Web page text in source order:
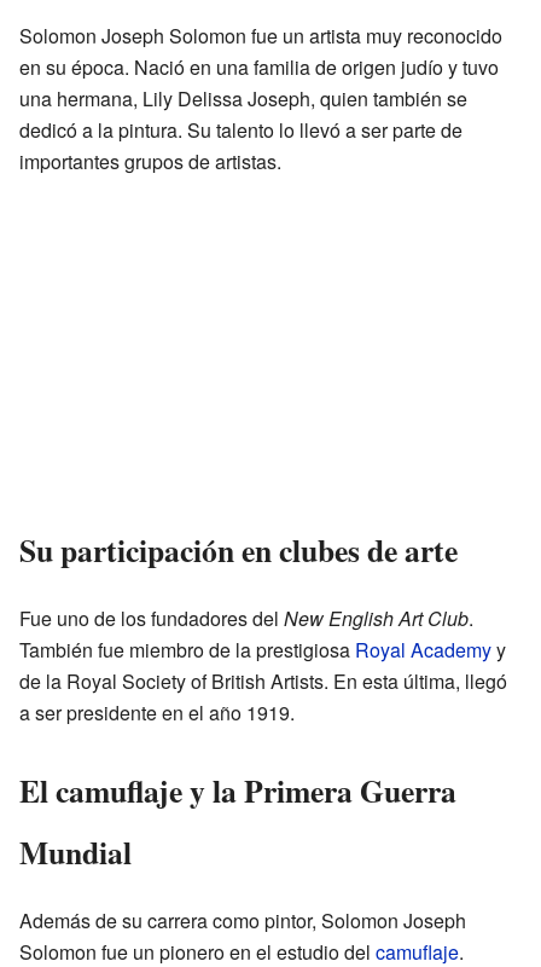
Solomon Joseph Solomon fue un artista muy reconocido
en su época. Nació en una familia de origen judío y tuvo
una hermana, Lily Delissa Joseph, quien también se
dedicó a la pintura. Su talento lo llevó a ser parte de
importantes grupos de artistas.
Su participación en clubes de arte
Fue uno de los fundadores del New English Art Club.
También fue miembro de la prestigiosa Royal Academyy
de la Royal Society of British Artists. En esta última, llegó
a ser presidente en el año 1919.
El camuflaje y la Primera Guerra
Mundial
Además de su carrera como pintor, Solomon Joseph
Solomon fue un pionero en el estudio del camuflaje.